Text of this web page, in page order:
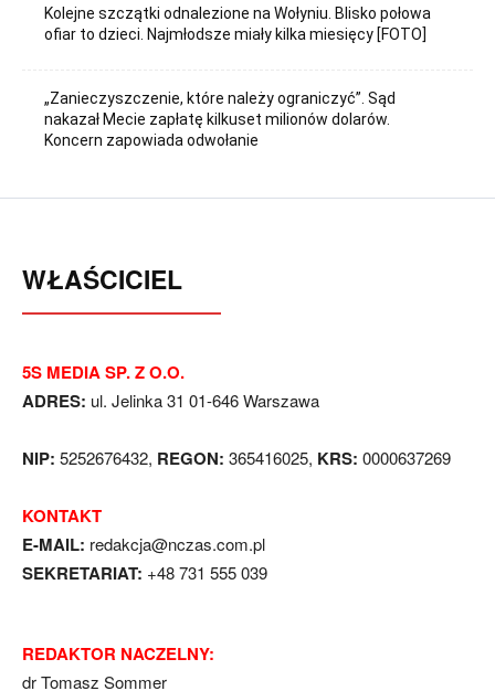
Kolejne szczątki odnalezione na Wołyniu. Blisko połowa
ofiar to dzieci. Najmłodsze miały kilka miesięcy [FOTO]
„Zanieczyszczenie, które należy ograniczyć”. Sąd
nakazał Mecie zapłatę kilkuset milionów dolarów.
Koncern zapowiada odwołanie
WŁAŚCICIEL
5S MEDIA SP. Z O.O.
ADRES: ul. Jelinka 31 01-646 Warszawa
NIP: 5252676432, REGON: 365416025, KRS: 0000637269
KONTAKT
E-MAIL: redakcja@nczas.com.pl
SEKRETARIAT: +48 731 555 039
REDAKTOR NACZELNY:
dr Tomasz Sommer